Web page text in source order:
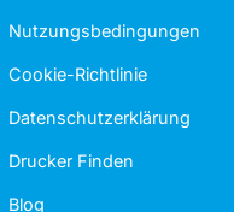
Nutzungsbedingungen
Cookie-Richtlinie
Datenschutzerklärung
Drucker Finden
Blog